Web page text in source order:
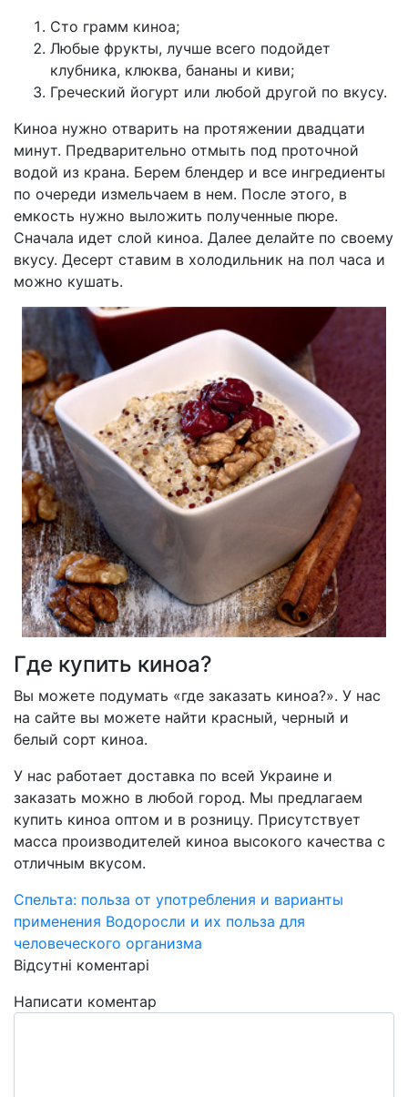
Сто грамм киноа;
Любые фрукты, лучше всего подойдет
клубника, клюква, бананы и киви;
Греческий йогурт или любой другой по вкусу.
Киноа нужно отварить на протяжении двадцати
минут. Предварительно отмыть под проточной
водой из крана. Берем блендер и все ингредиенты
по очереди измельчаем в нем. После этого, в
емкость нужно выложить полученные пюре.
Сначала идет слой киноа. Далее делайте по своему
вкусу. Десерт ставим в холодильник на пол часа и
можно кушать.
Где купить киноа?
Вы можете подумать «где заказать киноа?». У нас
на сайте вы можете найти красный, черный и
белый сорт киноа.
У нас работает доставка по всей Украине и
заказать можно в любой город. Мы предлагаем
купить киноа оптом и в розницу. Присутствует
масса производителей киноа высокого качества с
отличным вкусом.
Спельта: польза от употребления и варианты
применения Водоросли и их польза для
человеческого организма
Відсутні коментарі
Написати коментар